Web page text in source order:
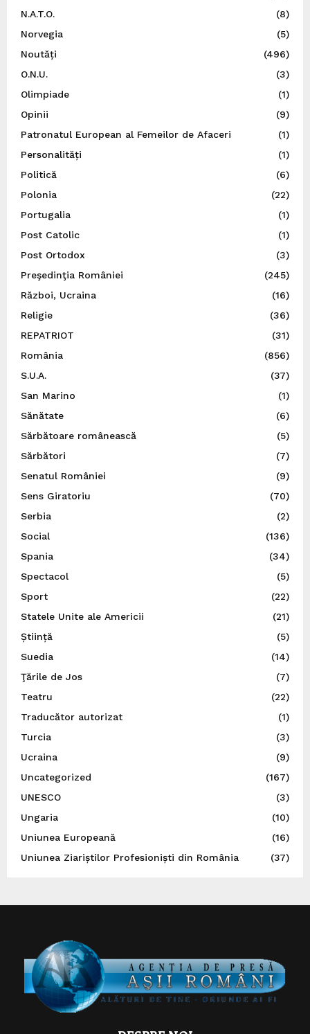
N.A.T.O.
(8)
Norvegia
(5)
Noutăți
(496)
O.N.U.
(3)
Olimpiade
(1)
Opinii
(9)
Patronatul European al Femeilor de Afaceri
(1)
Personalități
(1)
Politică
(6)
Polonia
(22)
Portugalia
(1)
Post Catolic
(1)
Post Ortodox
(3)
Preşedinţia României
(245)
Război, Ucraina
(16)
Religie
(36)
REPATRIOT
(31)
România
(856)
S.U.A.
(37)
San Marino
(1)
Sănătate
(6)
Sărbătoare românească
(5)
Sărbători
(7)
Senatul României
(9)
Sens Giratoriu
(70)
Serbia
(2)
Social
(136)
Spania
(34)
Spectacol
(5)
Sport
(22)
Statele Unite ale Americii
(21)
Știință
(5)
Suedia
(14)
Ţările de Jos
(7)
Teatru
(22)
Traducător autorizat
(1)
Turcia
(3)
Ucraina
(9)
Uncategorized
(167)
UNESCO
(3)
Ungaria
(10)
Uniunea Europeană
(16)
Uniunea Ziariștilor Profesioniști din România
(37)